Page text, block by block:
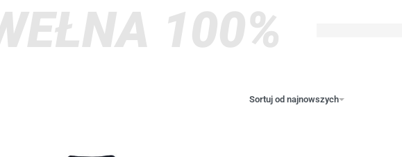
100%
Sortuj od najnowszych